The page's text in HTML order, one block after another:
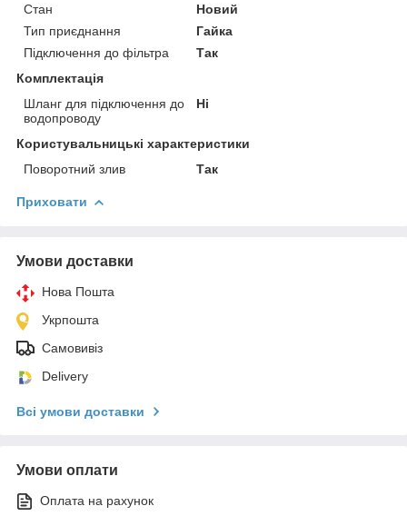
Стан
Новий
Тип приєднання
Гайка
Підключення до фільтра
Так
Комплектація
Шланг для підключення до
водопроводу
Ні
Користувальницькі характеристики
Поворотний злив
Так
Приховати
Умови доставки
Нова Пошта
Укрпошта
Самовивіз
Delivery
Всі умови доставки
Умови оплати
Оплата на рахунок